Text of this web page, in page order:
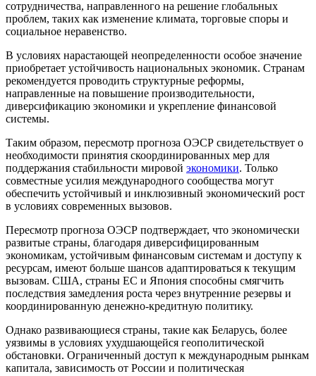
сотрудничества, направленного на решение глобальных
проблем, таких как изменение климата, торговые споры и
социальное неравенство.
В условиях нарастающей неопределенности особое значение
приобретает устойчивость национальных экономик. Странам
рекомендуется проводить структурные реформы,
направленные на повышение производительности,
диверсификацию экономики и укрепление финансовой
системы.
Таким образом, пересмотр прогноза ОЭСР свидетельствует о
необходимости принятия скоординированных мер для
поддержания стабильности мировой экономики. Только
совместные усилия международного сообщества могут
обеспечить устойчивый и инклюзивный экономический рост
в условиях современных вызовов.
Пересмотр прогноза ОЭСР подтверждает, что экономически
развитые страны, благодаря диверсифицированным
экономикам, устойчивым финансовым системам и доступу к
ресурсам, имеют больше шансов адаптироваться к текущим
вызовам. США, страны ЕС и Япония способны смягчить
последствия замедления роста через внутренние резервы и
координированную денежно-кредитную политику.
Однако развивающиеся страны, такие как Беларусь, более
уязвимы в условиях ухудшающейся геополитической
обстановки. Ограниченный доступ к международным рынкам
капитала, зависимость от России и политическая